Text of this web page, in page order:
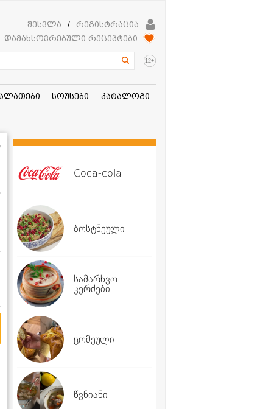
შესვლა /
რეგისტრაცია
დამახსოვრებული რეცეპტები
12+
სოუსები კატალოგი
Coca-cola
ბოსტნეული
სამარხვო
კერძები
ცომეული
წვნიანი